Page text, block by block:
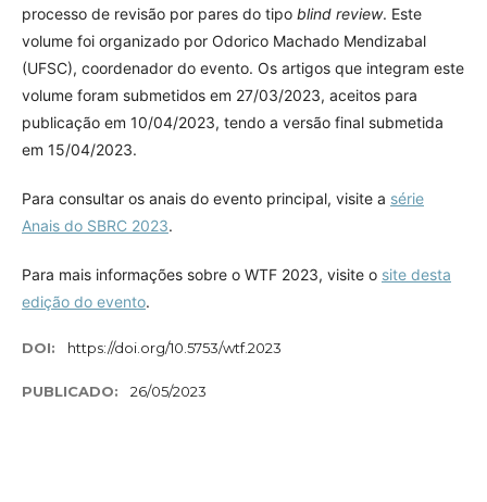
processo de revisão por pares do tipo blind review. Este
volume foi organizado por Odorico Machado Mendizabal
(UFSC), coordenador do evento. Os artigos que integram este
volume foram submetidos em 27/03/2023, aceitos para
publicação em 10/04/2023, tendo a versão final submetida
em 15/04/2023.
Para consultar os anais do evento principal, visite a série
Anais do SBRC 2023.
Para mais informações sobre o WTF 2023, visite o site desta
edição do evento.
DOI: https://doi.org/10.5753/wtf.2023
PUBLICADO: 26/05/2023